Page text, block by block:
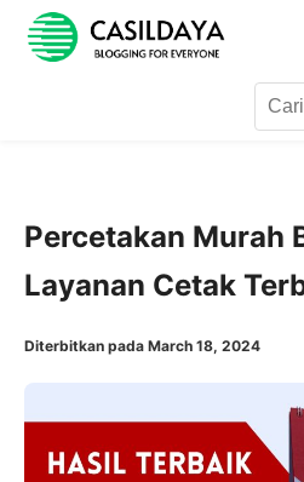
Percetakan Murah
Layanan Cetak
Diterbitkan pada March 18, 2024